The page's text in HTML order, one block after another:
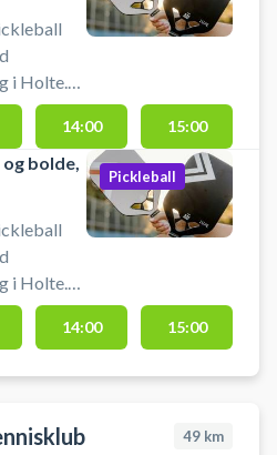
i Holte.
i
i
14:00 15:00
bolde,
i Holte.
i
Pickleball
14:00 15:00
49 km